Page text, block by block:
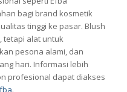
bagi brand kosmetik
tinggi ke pasar. Blush
tetapi alat untuk
pesona alami, dan
hari. Informasi lebih
profesional dapat diakses
.